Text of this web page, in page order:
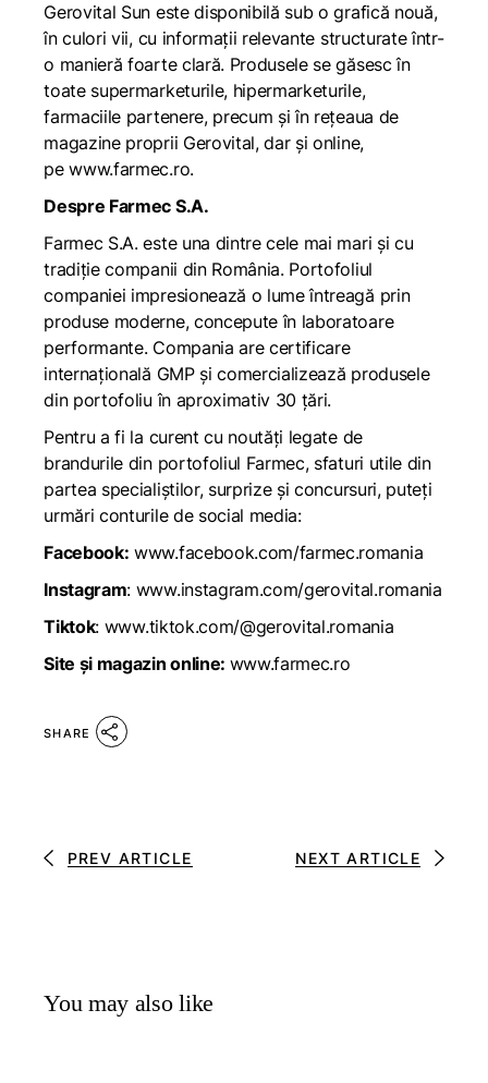
Gerovital Sun este disponibilă sub o grafică nouă,
în culori vii, cu informații relevante structurate într-
o manieră foarte clară. Produsele se găsesc în
toate supermarketurile, hipermarketurile,
farmaciile partenere, precum și în rețeaua de
magazine proprii Gerovital, dar și online,
pewww.farmec.ro.
Despre Farmec S.A.
Farmec S.A. este una dintre cele mai mari și cu
tradiție companii din România. Portofoliul
companiei impresionează o lume întreagă prin
produse moderne, concepute în laboratoare
performante. Compania are certificare
internațională GMP și comercializează produsele
din portofoliu în aproximativ 30 țări.
Pentru a fi la curent cu noutăți legate de
brandurile din portofoliul Farmec, sfaturi utile din
partea specialiștilor, surprize și concursuri, puteți
urmări conturile de social media:
Facebook: www.facebook.com/farmec.romania
Instagram: www.instagram.com/gerovital.romania
Tiktok: www.tiktok.com/@gerovital.romania
Site şi magazin online: www.farmec.ro
SHARE
PREV ARTICLE NEXT ARTICLE
You may also like